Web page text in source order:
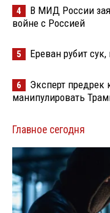
4
В МИД России
войне с Россией
5 Ереван рубит
6
Эксперт предрек
манипулировать
Главное сегодня